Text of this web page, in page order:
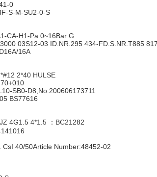
0
S-M-SU2-0-S
CA-H1-Pa 0~16Bar G
03S12-03 ID.NR.295 434-FD.S.NR.T885
16A
2*40 HULSE
SB0-D8;No.200606173711
BS77616
4G1.5 4*1.5 ：BC21282
CsI 40/50Article Number:48452-02